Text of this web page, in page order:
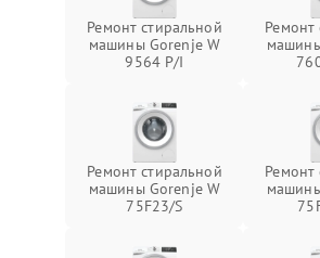
Ремонт стиральной
машины Gorenje W
9564 P/I
Ремонт
Ремонт стиральной
машины Gorenje W
75F23/S
Ремонт